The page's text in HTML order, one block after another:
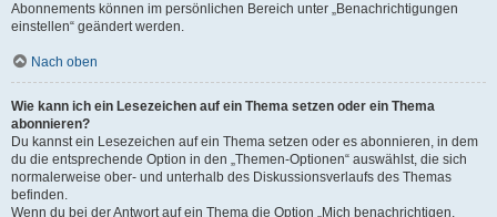
Abonnements können im persönlichen Bereich unter „Benachrichtigungen
einstellen“ geändert werden.
Nach oben
Wie kann ich ein Lesezeichen auf ein Thema setzen oder ein Thema
abonnieren?
Du kannst ein Lesezeichen auf ein Thema setzen oder es abonnieren, in dem
du die entsprechende Option in den „Themen-Optionen“ auswählst, die sich
normalerweise ober- und unterhalb des Diskussionsverlaufs des Themas
befinden.
Wenn du bei der Antwort auf ein Thema die Option „Mich benachrichtigen,